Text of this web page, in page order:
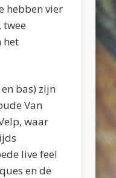
hebben vier
twee
het
bas) zijn
Van
waar
live feel
en de